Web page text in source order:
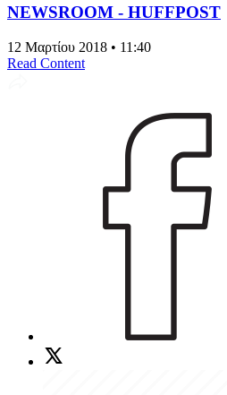
NEWSROOM - HUFFPOST
12 Μαρτίου 2018 • 11:40
Read Content